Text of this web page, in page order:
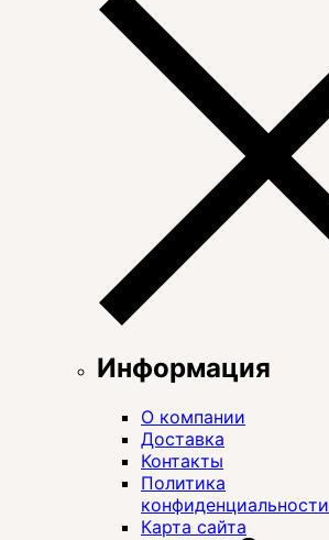
Информация
О компании
Доставка
Контакты
Политика
конфиденциальности
Карта сайта